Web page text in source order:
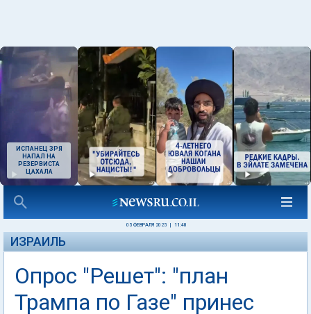
ИСПАНЕЦ ЗРЯ
НАПАЛ НА
РЕЗЕРВИСТА
ЦАХАЛА
05 ФЕВРАЛЯ 2025 11:40
ИЗРАИЛЬ
Опрос "Решет": "план
Трампа по Газе" принес